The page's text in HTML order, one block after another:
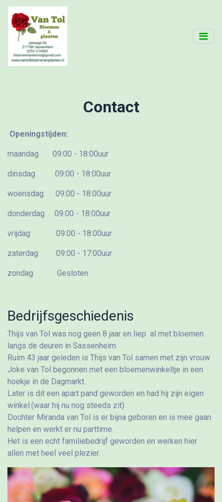
Contact
Openingstijden:
maandag 09:00 - 18:00uur
dinsdag 09:00 - 18:00uur
woensdag 09:00 - 18:00uur
donderdag 09:00 - 18:00uur
vrijdag 09:00 - 18:00uur
zaterdag 09:00 - 17:00uur
zondag Gesloten
Bedrijfsgeschiedenis
Thijs van Tol was nog geen 8 jaar en liep al met bloemen
langs de deuren in Sassenheim.
Ruim 43 jaar geleden is Thijs van Tol samen met zijn vrouw
Joke van Tol begonnen met een bloemenwinkeltje in een
hoekje in de Dagmarkt.
Later is dit een apart pand geworden en had hij zijn eigen
winkel.(waar hij nu nog steeds zit)
Dochter Miranda van Tol is er bijna geboren en is mee gaan
helpen en werkt er nu parttime.
Het is een echt familiebedrijf geworden en werken hier
allen met heel veel plezier.